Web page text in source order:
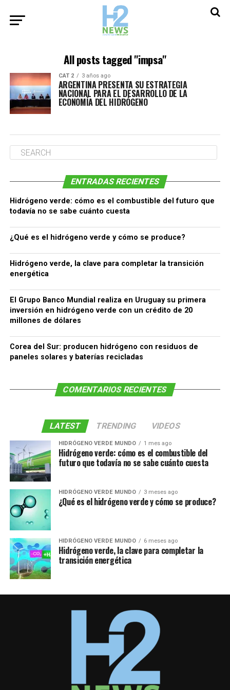
All posts tagged "impsa"
CAT 2 3 años ago
ARGENTINA PRESENTA SU ESTRATEGIA
NACIONAL PARA EL DESARROLLO DE LA
ECONOMÍA DEL HIDRÓGENO
ENTRADAS RECIENTES
Hidrógeno verde: cómo es el combustible del futuro que
todavía no se sabe cuánto cuesta
¿Qué es el hidrógeno verde y cómo se produce?
Hidrógeno verde, la clave para completar la transición
energética
El Grupo Banco Mundial realiza en Uruguay su primera
inversión en hidrógeno verde con un crédito de 20
millones de dólares
Corea del Sur: producen hidrógeno con residuos de
paneles solares y baterías recicladas
COMENTARIOS RECIENTES
LATEST TRENDING VIDEOS
HIDRÓGENO VERDE MUNDO 1 mes ago
Hidrógeno verde: cómo es el combustible del
futuro que todavía no se sabe cuánto cuesta
HIDRÓGENO VERDE MUNDO 3 meses ago
¿Qué es el hidrógeno verde y cómo se produce?
HIDRÓGENO VERDE MUNDO 6 meses ago
Hidrógeno verde, la clave para completar la
transición energética